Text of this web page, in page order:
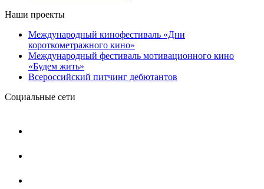
Наши проекты
Международный кинофестиваль «Дни
короткометражного кино»
Международный фестиваль мотивационного кино
«Будем жить»
Всероссийский питчинг дебютантов
Социальные сети